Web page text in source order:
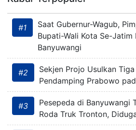
#1
Saat Gubernur-Wagub,
Bupati-Wali Kota Se-Jatim
Banyuwangi
#2
Sekjen Projo Usulkan
Pendamping Prabowo
#3
Pesepeda di Banyuwangi
Roda Truk Tronton,